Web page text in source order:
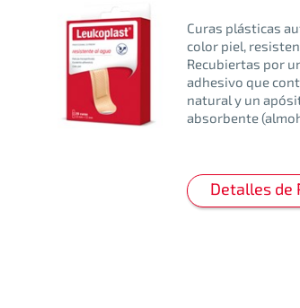
Curas plásticas
color piel,
Recubiertas por
adhesivo que
natural y un
absorbente
Detalles de